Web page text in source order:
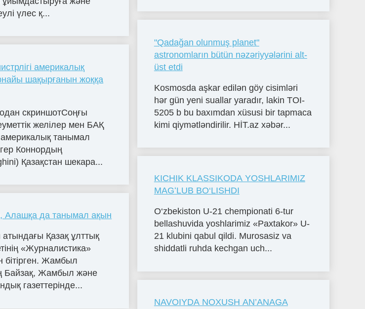
үлес қ...
америкалық
шақырғанын жоққа
скриншотСоңғы
желілер мен БАҚ
америкалық танымал
Коннордың
Қазақстан шекара...
Алашқа да танымал ақын
Қазақ ұлттық
«Журналистика»
бітірген. Жамбыл
Байзақ, Жамбыл және
газеттерінде...
"Qadağan olunmuş planet"
astronomların bütün nəzəriyyələrini alt-
üst etdi
Kosmosda aşkar edilən göy cisimləri
hər gün yeni suallar yaradır, lakin TOI-
5205 b bu baxımdan xüsusi bir tapmaca
kimi qiymətləndirilir. HİT.az xəbər...
KICHIK KLASSIKODA YOSHLARIMIZ
MAGʻLUB BO‘LISHDI
O‘zbekiston U-21 chempionati 6-tur
bellashuvida yoshlarimiz «Paxtakor» U-
21 klubini qabul qildi. Murosasiz va
shiddatli ruhda kechgan uch...
NAVOIYDA NOXUSH AN’ANAGA